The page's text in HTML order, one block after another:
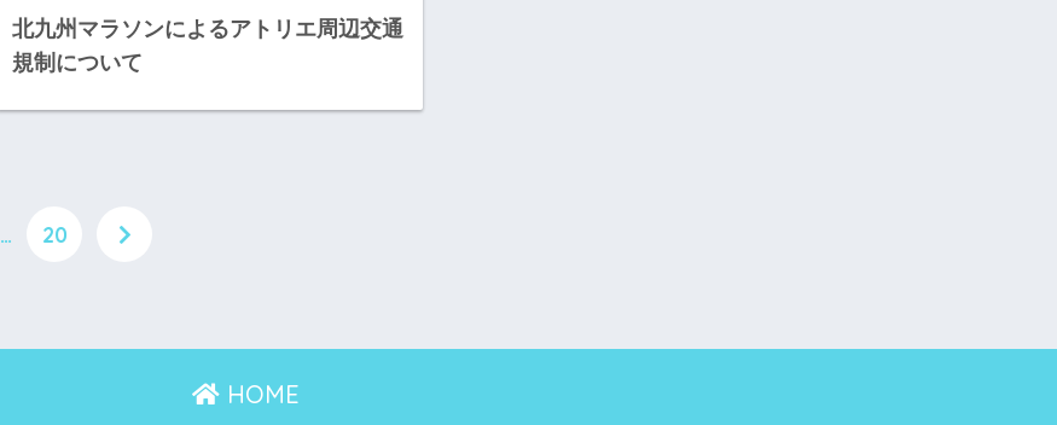
北九州マラソンによるアトリエ周辺交通
規制について
… 20
HOME